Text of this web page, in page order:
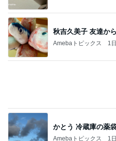
背中が滝汗でも大丈夫だったTシ